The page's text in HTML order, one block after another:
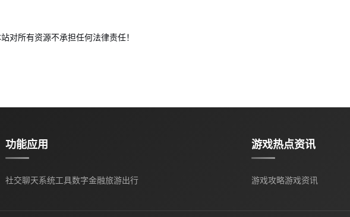
对所有资源不承担任何法律责任！
功能应用
社交聊天系统工具数字金融旅游出行
游戏热点资讯
游戏攻略游戏资讯